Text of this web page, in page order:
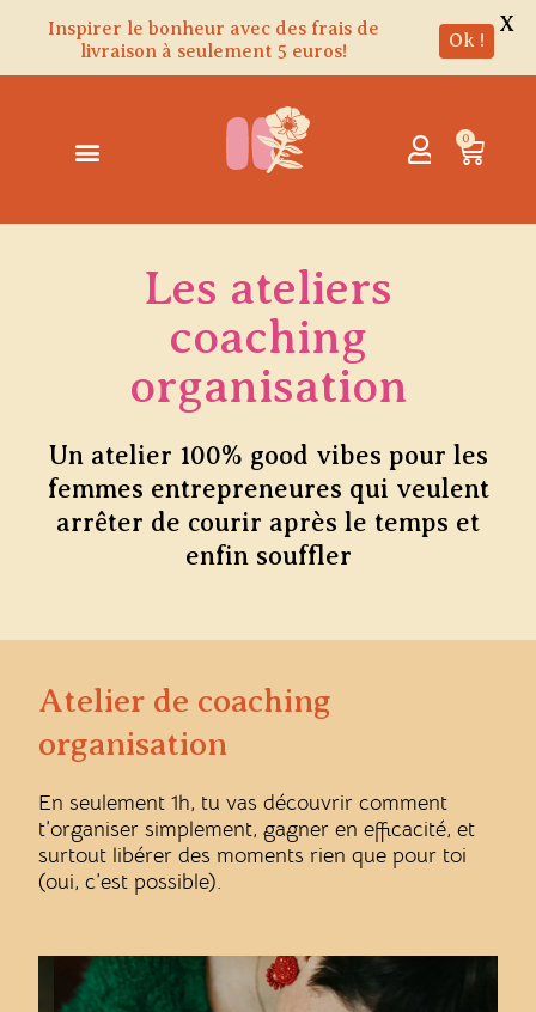
0
Les ateliers
coaching
organisation
Un atelier 100% good vibes pour les
femmes entrepreneures qui veulent
arrêter de courir après le temps et
enfin souffler
Atelier de coaching
organisation
En seulement 1h, tu vas découvrir comment
t’organiser simplement, gagner en efficacité, et
surtout libérer des moments rien que pour toi
(oui, c’est possible).
Inspirer le bonheur avec des frais de
livraison à seulement 5 euros!
Ok !
X